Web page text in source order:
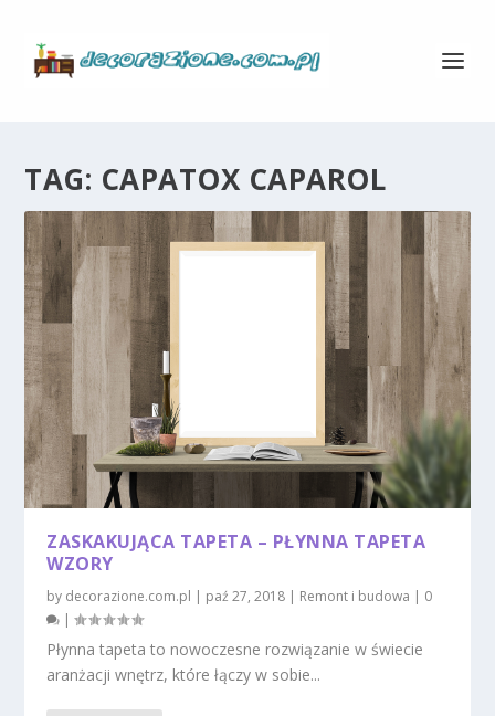
TAG: CAPATOX CAPAROL
ZASKAKUJĄCA TAPETA – PŁYNNA TAPETA
WZORY
by decorazione.com.pl | paź 27, 2018 | Remont i budowa | 0
|
Płynna tapeta to nowoczesne rozwiązanie w świecie
aranżacji wnętrz, które łączy w sobie...